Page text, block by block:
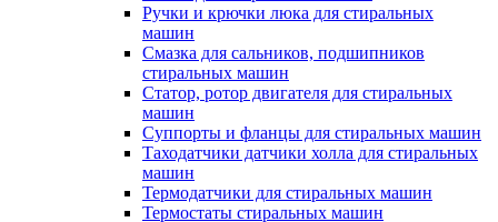
Ручки и крючки люка для стиральных
машин
Смазка для сальников, подшипников
стиральных машин
Статор, ротор двигателя для стиральных
машин
Суппорты и фланцы для стиральных машин
Таходатчики датчики холла для стиральных
машин
Термодатчики для стиральных машин
Термостаты стиральных машин